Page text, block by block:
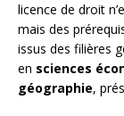
licence de droit
mais des
issus des filières
en sciences
géographie,